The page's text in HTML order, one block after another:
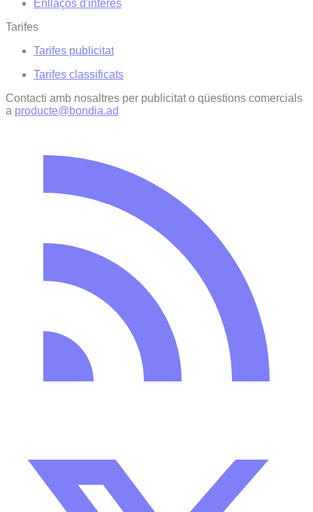
Enllaços d'interés
Tarifes
Tarifes publicitat
Tarifes classificats
Contacti amb nosaltres per publicitat o qüestions comercials
a producte@bondia.ad